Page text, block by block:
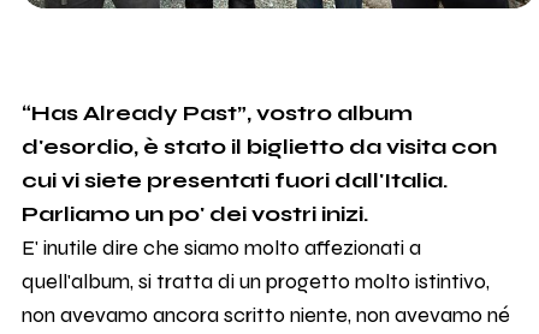
“Has Already Past”, vostro album
d'esordio, è stato il biglietto da visita con
cui vi siete presentati fuori dall'Italia.
Parliamo un po' dei vostri inizi.
E' inutile dire che siamo molto affezionati a
quell'album, si tratta di un progetto molto istintivo,
non avevamo ancora scritto niente, non avevamo né